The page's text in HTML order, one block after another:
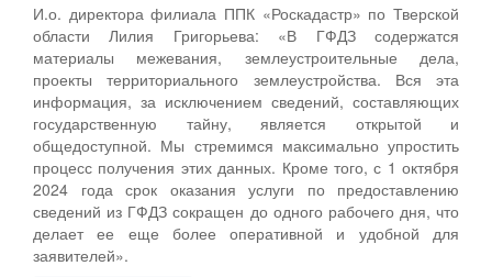
И.о. директора филиала ППК «Роскадастр» по Тверской
области Лилия Григорьева: «В ГФДЗ содержатся
материалы межевания, землеустроительные дела,
проекты территориального землеустройства. Вся эта
информация, за исключением сведений, составляющих
государственную тайну, является открытой и
общедоступной. Мы стремимся максимально упростить
процесс получения этих данных. Кроме того, с 1 октября
2024 года срок оказания услуги по предоставлению
сведений из ГФДЗ сокращен до одного рабочего дня, что
делает ее еще более оперативной и удобной для
заявителей».